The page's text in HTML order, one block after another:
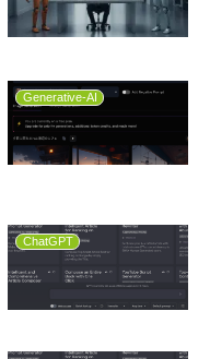
Generative-AI
ChatGPT